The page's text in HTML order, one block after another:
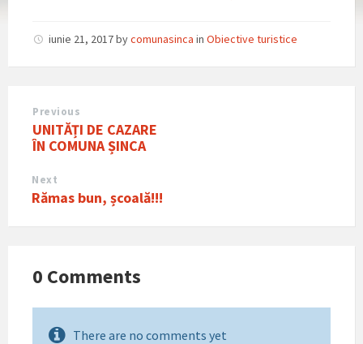
iunie 21, 2017bycomunasinca in Obiective turistice
Previous
UNITĂȚI DE CAZARE
ÎN COMUNA ȘINCA
Next
Rămas bun, școală!!!
0 Comments
There are no comments yet